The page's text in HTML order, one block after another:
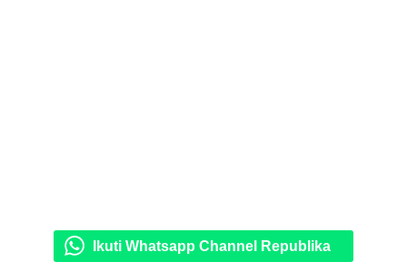
Ikuti Whatsapp Channel Republika